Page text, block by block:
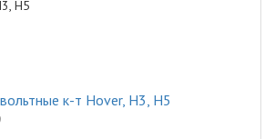
к-т Hover, H3, H5